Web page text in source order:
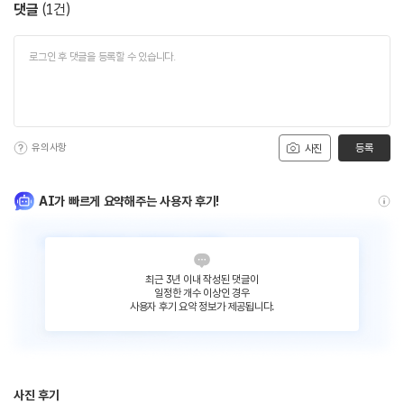
댓글 (1건)
사진
유의사항 등록
AI가 빠르게 요약해주는 사용자 후기!
최근 3년 이내 작성된 댓글이
일정한 개수 이상인 경우
사용자 후기 요약 정보가 제공됩니다.
사진 후기